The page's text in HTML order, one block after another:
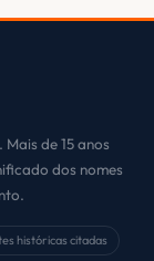
de 15 anos
dos nomes
históricas citadas